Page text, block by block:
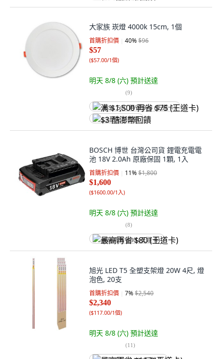
大家族 崁燈 4000k 15cm, 1個
首購折扣價 40%$96
$57
($57.00/1個)
明天 8/8 (六) 預計送達
(9)
满 $1,500 再省 $75 (王道卡)
$3 酷澎幣回饋
BOSCH 博世 台灣公司貨 鋰電充電電
池 18V 2.0Ah 原廠保固 1顆, 1入
首購折扣價 11%$1,800
$1,600
($1600.00/1入)
明天 8/8 (六) 預計送達
(8)
最高再省 $80 (王道卡)
旭光 LED T5 全塑支架燈 20W 4尺, 燈
泡色, 20支
首購折扣價 7%$2,540
$2,340
($117.00/1個)
明天 8/8 (六) 預計送達
(11)